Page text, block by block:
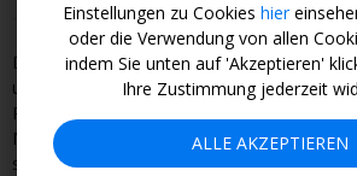
Dieses Angebot wird über einen
unterliegt daher den AGB des Anbieters,
Rückerstattungs- und
Mitglied, um alle Details zum Angebot und
sehen.
Einstellungen zu Cookies hier
oder die Verwendung von allen
indem Sie unten auf 'Akzeptieren'
Ihre Zustimmung jederzeit
ALLE AKZEPTIEREN